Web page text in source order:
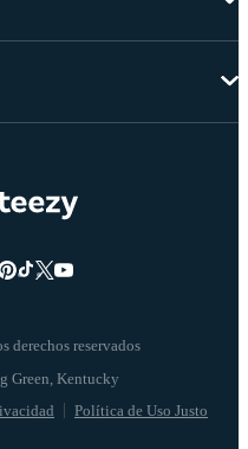
derechos reservados
Política de Uso Justo